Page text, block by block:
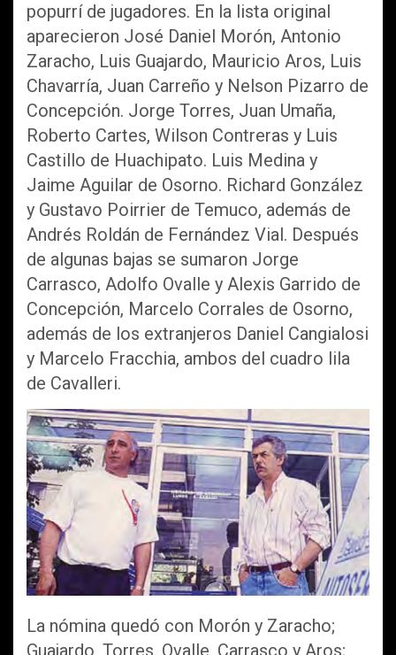
popurrí de jugadores. En la lista original
aparecieron José Daniel Morón, Antonio
Zaracho, Luis Guajardo, Mauricio Aros, Luis
Chavarría, Juan Carreño y Nelson Pizarro de
Concepción. Jorge Torres, Juan Umaña,
Roberto Cartes, Wilson Contreras y Luis
Castillo de Huachipato. Luis Medina y
Jaime Aguilar de Osorno. Richard González
y Gustavo Poirrier de Temuco, además de
Andrés Roldán de Fernández Vial. Después
de algunas bajas se sumaron Jorge
Carrasco, Adolfo Ovalle y Alexis Garrido de
Concepción, Marcelo Corrales de Osorno,
además de los extranjeros Daniel Cangialosi
y Marcelo Fracchia, ambos del cuadro lila
de Cavalleri.
La nómina quedó con Morón y Zaracho;
Guajardo, Torres, Ovalle, Carrasco y Aros;